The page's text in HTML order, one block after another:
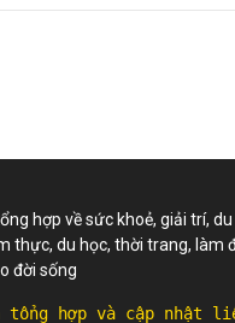
tổng hợp và cập nhật